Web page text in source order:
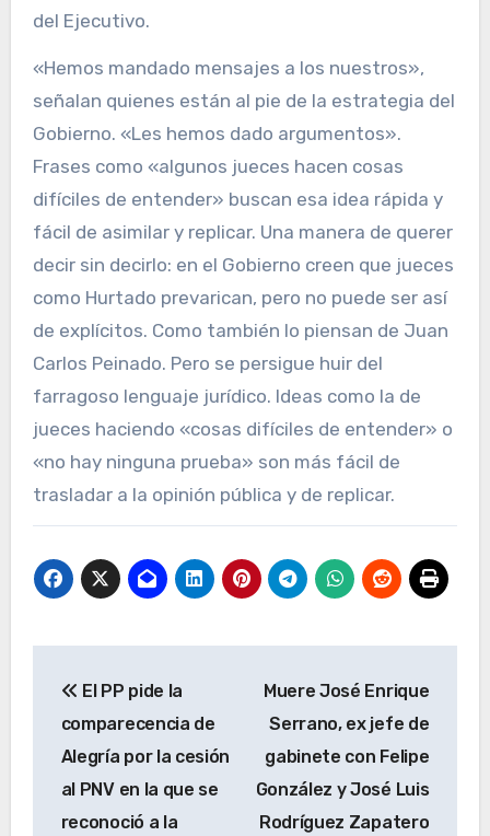
del Ejecutivo.
«Hemos mandado mensajes a los nuestros»,
señalan quienes están al pie de la estrategia del
Gobierno. «Les hemos dado argumentos».
Frases como «algunos jueces hacen cosas
difíciles de entender» buscan esa idea rápida y
fácil de asimilar y replicar. Una manera de querer
decir sin decirlo: en el Gobierno creen que jueces
como Hurtado prevarican, pero no puede ser así
de explícitos. Como también lo piensan de Juan
Carlos Peinado. Pero se persigue huir del
farragoso lenguaje jurídico. Ideas como la de
jueces haciendo «cosas difíciles de entender» o
«no hay ninguna prueba» son más fácil de
trasladar a la opinión pública y de replicar.
de
entradas
El PP pide la
comparecencia de
Alegría por la cesión
al PNV en la que se
reconoció a la
Muere José Enrique
Serrano, ex jefe de
gabinete con Felipe
González y José Luis
Rodríguez Zapatero